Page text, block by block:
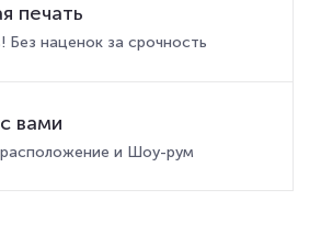
печать
Без наценок за срочность
вами
и Шоу-рум